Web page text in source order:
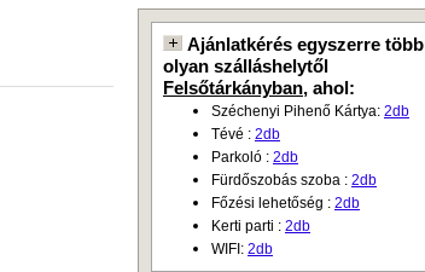
Ajánlatkérés egyszerre több
olyan szálláshelytől
Felsőtárkányban, ahol:
Széchenyi Pihenő Kártya: 2db
Tévé : 2db
Parkoló : 2db
Fürdőszobás szoba : 2db
Főzési lehetőség : 2db
Kerti parti : 2db
WIFI: 2db